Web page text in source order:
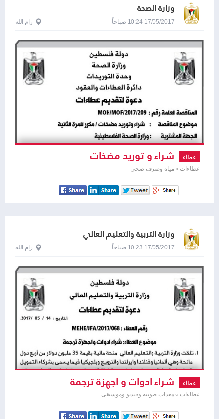
وزارة الصحة
17/05/2017 10:24 صباحاً رام الله
عطاء شراء و توريد مضخات
عطاءات » مياه وصرف صحي
وزارة التربية والتعليم العالي
17/05/2017 10:23 صباحاً رام الله
عطاء شراء ادوات و اجهزة ترجمة
عطاءات » معدات صوتية وفيديو وموسيقى